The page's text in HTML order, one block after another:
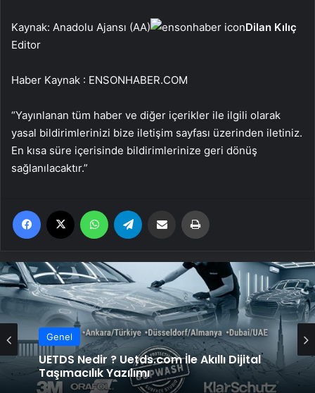
Kaynak: Anadolu Ajansı (AA)
Dilan Kılıç
Editor
Haber Kaynak : ENSONHABER.COM
“Yayınlanan tüm haber ve diğer içerikler ile ilgili olarak
yasal bildirimlerinizi bize iletişim sayfası üzerinden iletiniz.
En kısa süre içerisinde bildirimlerinize geri dönüş
sağlanılacaktır.”
Facebook WhatsApp Email'den paylaş
Genel
UETDS Nedir ? Uetds.com İle Akıllı Dijital
Taşımacılık Yazılımı